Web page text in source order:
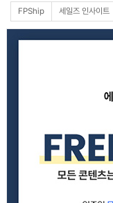
FPShip 세일즈 인사이트